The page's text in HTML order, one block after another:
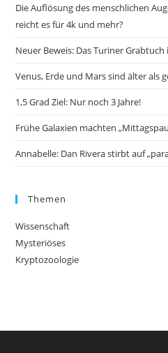
Die Auflösung des menschlichen
reicht es für 4k und mehr?
Neuer Beweis: Das Turiner
Venus, Erde und Mars sind älter als
1,5 Grad Ziel: Nur noch 3 Jahre!
Frühe Galaxien machten
Annabelle: Dan Rivera stirbt auf
Themen
Wissenschaft
Mysteriöses
Kryptozoologie